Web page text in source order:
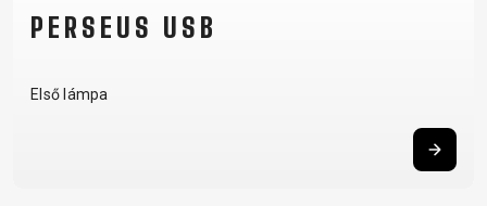
PERSEUS USB
Első lámpa